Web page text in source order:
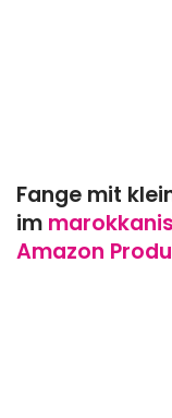
Fange mit
im
Amazon